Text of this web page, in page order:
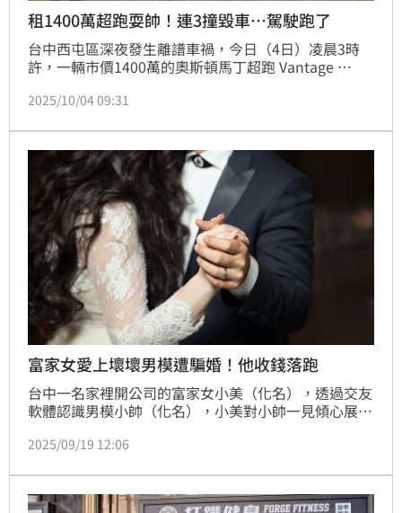
租1400萬超跑耍帥！連3撞毀車…駕駛跑了
台中西屯區深夜發生離譜車禍，今日（4日）凌晨3時
許，一輛市價1400萬的奧斯頓馬丁超跑 Vantage
計程車，接著又擦撞2部路邊停車，隨後肇事駕駛棄車
知去向，目前已發函通知租車公司提供相關資料，釐清
駕駛身分及肇事原因。
2025/10/04 09:31
富家女愛上壞壞男模遭騙婚！他收錢落跑
台中一名家裡開公司的富家女小美（化名），透過交友
軟體認識男模小帥（化名），小美對小帥一見傾心展開
婚後10多天，小帥就離家出走。小美要求離婚時，小帥
帥再度失聯，失望的小美最終訴請離婚，法院審理認為
小帥只想要錢，惡意遺棄小美，判准離婚。
2025/09/19 12:06